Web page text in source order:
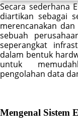
Secara sederhana
diartikan sebagai
merencanakan
sebuah
seperangkat
dalam bentuk
untuk
pengolahan data
Mengenal Sistem